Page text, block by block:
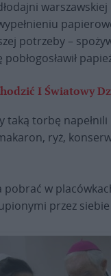
potrzeby –
I Światowy
taką torbę
ryż,
w
przez